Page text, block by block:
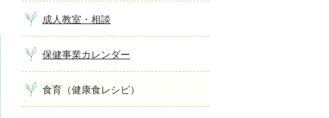
成人教室・相談
保健事業カレンダー
食育（健康食レシピ）